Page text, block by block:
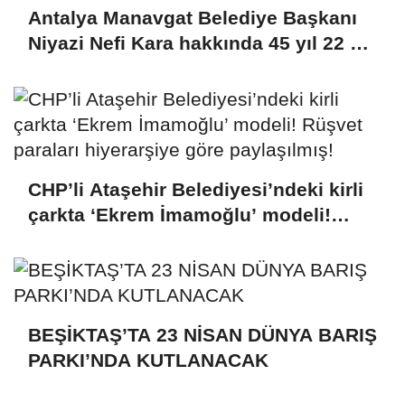
Antalya Manavgat Belediye Başkanı
Niyazi Nefi Kara hakkında 45 yıl 22 ay
CHP’li Ataşehir Belediyesi’ndeki kirli
çarkta ‘Ekrem İmamoğlu’ modeli!
paylaşılmış!
BEŞİKTAŞ’TA 23 NİSAN DÜNYA BARIŞ
PARKI’NDA KUTLANACAK